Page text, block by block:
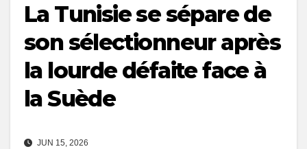
La Tunisie se sépare de
son sélectionneur après
la lourde défaite face à
la Suède
JUN 15, 2026